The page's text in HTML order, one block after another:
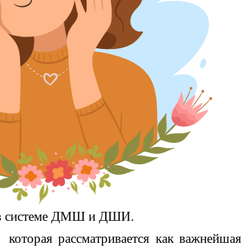
в системе ДМШ и ДШИ.
рассматривается как важнейшая